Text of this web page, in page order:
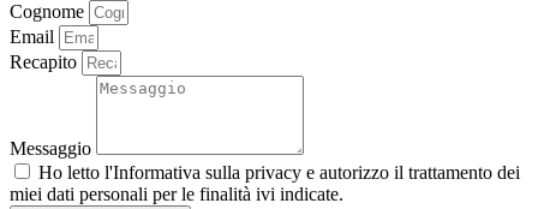
Cognome
Email
Recapito
Messaggio
Ho letto l'Informativa sulla privacy e autorizzo il trattamento dei
miei dati personali per le finalità ivi indicate.